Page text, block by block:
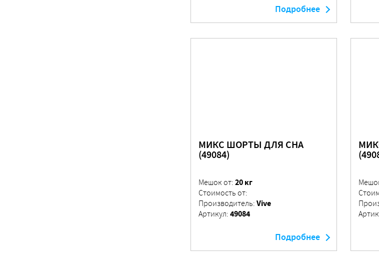
Подробнее
МИКС ШОРТЫ ДЛЯ СНА
(49084)
Мешок от: 20 кг
Стоимость от:
Производитель: Vive
Артикул: 49084
Подробнее